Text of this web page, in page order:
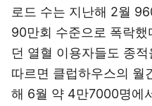
로드 수는 지난해 2월
90만회 수준으로 폭락
던 열혈 이용자들도 종
따르면 클럽하우스의 월
해 6월 약 4만7000명에